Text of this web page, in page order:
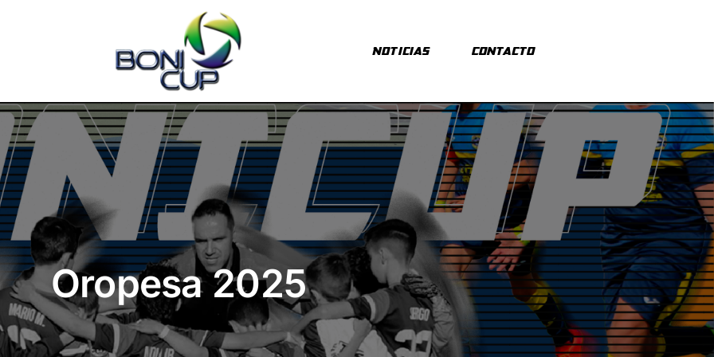
Noticias Contacto
Oropesa 2025